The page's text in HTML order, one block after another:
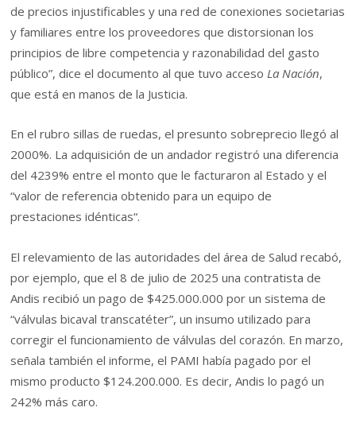
de precios injustificables y una red de conexiones societarias
y familiares entre los proveedores que distorsionan los
principios de libre competencia y razonabilidad del gasto
público”, dice el documento al que tuvo acceso La Nación,
que está en manos de la Justicia.
En el rubro sillas de ruedas, el presunto sobreprecio llegó al
2000%. La adquisición de un andador registró una diferencia
del 4239% entre el monto que le facturaron al Estado y el
“valor de referencia obtenido para un equipo de
prestaciones idénticas“.
El relevamiento de las autoridades del área de Salud recabó,
por ejemplo, que el 8 de julio de 2025 una contratista de
Andis recibió un pago de $425.000.000 por un sistema de
“válvulas bicaval transcatéter”, un insumo utilizado para
corregir el funcionamiento de válvulas del corazón. En marzo,
señala también el informe, el PAMI había pagado por el
mismo producto $124.200.000. Es decir, Andis lo pagó un
242% más caro.